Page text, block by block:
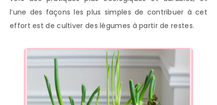
l’une des façons les plus simples de contribuer à cet
effort est de cultiver des légumes à partir de restes.